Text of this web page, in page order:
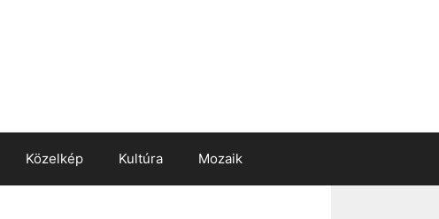
Közelkép Kultúra Mozaik